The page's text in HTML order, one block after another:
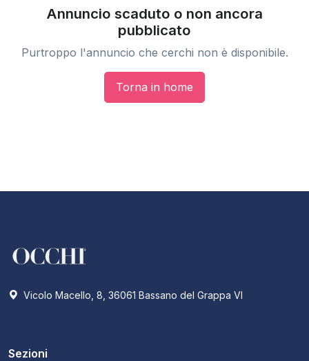
Annuncio scaduto o non ancora
pubblicato
Purtroppo l'annuncio che cerchi non è disponibile.
Torna in home
Vicolo Macello, 8, 36061 Bassano del Grappa VI
Sezioni